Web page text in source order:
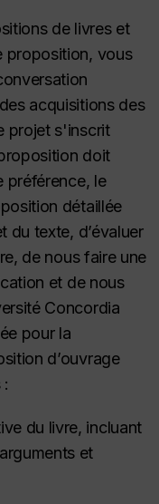
de livres et
proposition, vous
acquisitions des
projet s'inscrit
doit
préférence, le
détaillée
du texte, d’évaluer
de nous faire une
et de nous
Concordia
pour la
d’ouvrage
du livre, incluant
et